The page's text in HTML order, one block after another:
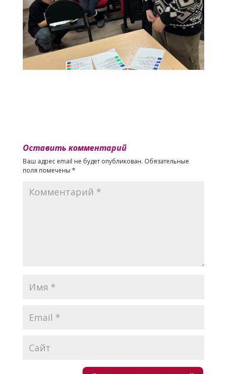
Оставить комментарий
Ваш адрес email не будет опубликован. Обязательные
поля помечены *